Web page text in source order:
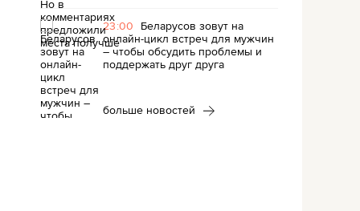
23:00 Беларусов зовут на
онлайн-цикл встреч для мужчин
– чтобы обсудить проблемы и
поддержать друг друга
больше новостей